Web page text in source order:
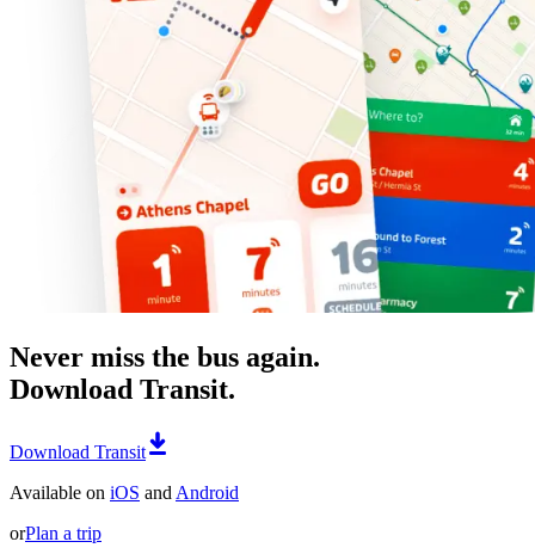
Never miss the bus again.
Download Transit.
Download Transit
Available on iOS and Android
orPlan a trip